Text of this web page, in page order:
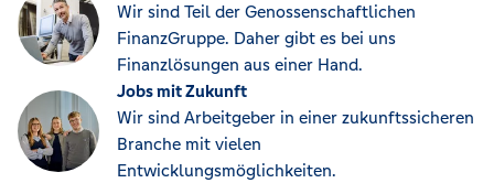
Wir sind Teil der Genossenschaftlichen
FinanzGruppe. Daher gibt es bei uns
Finanzlösungen aus einer Hand.
Jobs mit Zukunft
Wir sind Arbeitgeber in einer zukunftssicheren
Branche mit vielen
Entwicklungsmöglichkeiten.